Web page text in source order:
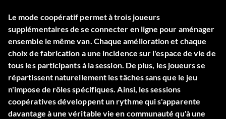
Le mode coopératif permet à trois joueurs
supplémentaires de se connecter en ligne pour aménager
ensemble le même van. Chaque amélioration et chaque
choix de fabrication a une incidence sur l'espace de vie de
tous les participants à la session. De plus, les joueurs se
répartissent naturellement les tâches sans que le jeu
n'impose de rôles spécifiques. Ainsi, les sessions
coopératives développent un rythme qui s'apparente
davantage à une véritable vie en communauté qu'à une